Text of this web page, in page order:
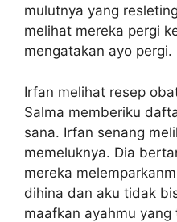
mulutnya yang
melihat mereka pergi
mengatakan ayo pergi.
Irfan melihat resep
Salma memberiku
sana. Irfan senang
memeluknya. Dia
mereka
dihina dan aku tidak
maafkan ayahmu